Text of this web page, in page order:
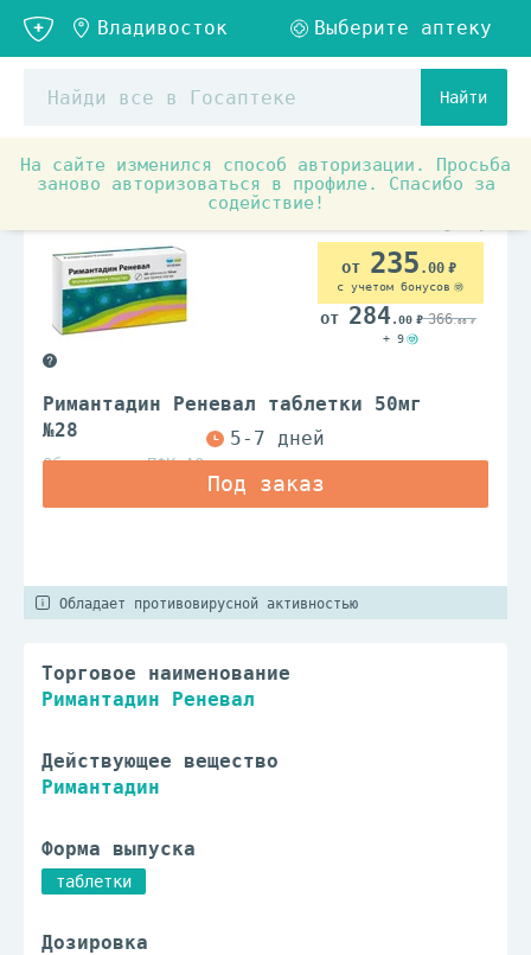
Найти
На сайте изменился способ авторизации. Просьба
заново авторизоваться в профиле. Спасибо за
содействие!
Аптечные товары Противопростудные,
Римантадин Реневал таблетки 50мг
№28
Обновление ПФК АО
235 .00
с учетом бонусов
284.00 366.00
+ 9
Обладает противовирусной активностью
Торговое наименование
Римантадин Реневал
Действующее вещество
Римантадин
Форма выпуска
таблетки
Дозировка